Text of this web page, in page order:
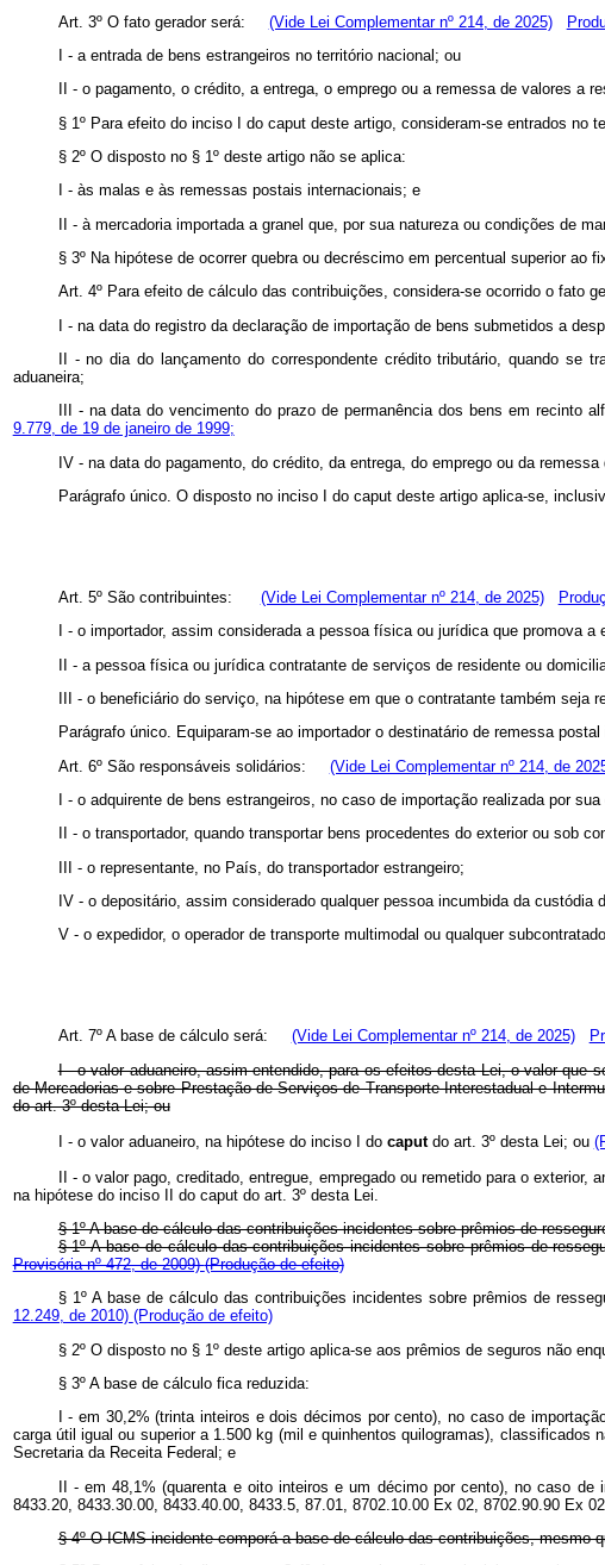
Art. 3º O fato gerador será: (Vide Lei Complementar nº 214, de 2025)
I - a entrada de bens estrangeiros no território nacional; ou
II - o pagamento, o crédito, a entrega, o emprego ou a remessa de valores a
§ 1º Para efeito do inciso I do caput deste artigo, consideram-se entrados no
§ 2º O disposto no § 1º deste artigo não se aplica:
I - às malas e às remessas postais internacionais; e
II - à mercadoria importada a granel que, por sua natureza ou condições de
§ 3º Na hipótese de ocorrer quebra ou decréscimo em percentual superior
Art. 4º Para efeito de cálculo das contribuições, considera-se ocorrido o fato
I - na data do registro da declaração de importação de bens submetidos a
II - no dia do lançamento do correspondente crédito tributário, quando se
aduaneira;
III - na data do vencimento do prazo de permanência dos bens em recinto
9.779, de 19 de janeiro de 1999;
IV - na data do pagamento, do crédito, da entrega, do emprego ou da
Parágrafo único. O disposto no inciso I do caput deste artigo aplica-se,
Art. 5º São contribuintes: (Vide Lei Complementar nº 214, de 2025)
I - o importador, assim considerada a pessoa física ou jurídica que promova
II - a pessoa física ou jurídica contratante de serviços de residente ou
III - o beneficiário do serviço, na hipótese em que o contratante também seja
Parágrafo único. Equiparam-se ao importador o destinatário de remessa
Art. 6º São responsáveis solidários: (Vide Lei Complementar nº 214, de
I - o adquirente de bens estrangeiros, no caso de importação realizada por
II - o transportador, quando transportar bens procedentes do exterior ou sob
III - o representante, no País, do transportador estrangeiro;
IV - o depositário, assim considerado qualquer pessoa incumbida da custódia
V - o expedidor, o operador de transporte multimodal ou qualquer
Art. 7º A base de cálculo será: (Vide Lei Complementar nº 214, de 2025)
I - o valor aduaneiro, assim entendido, para os efeitos desta Lei, o valor que
de Mercadorias e sobre Prestação de Serviços de Transporte Interestadual e
do art. 3º desta Lei; ou
I - o valor aduaneiro, na hipótese do inciso I do caput do art. 3º desta Lei; ou
II - o valor pago, creditado, entregue, empregado ou remetido para o
na hipótese do inciso II do caput do art. 3º desta Lei.
§ 1º A base de cálculo das contribuições incidentes sobre prêmios de
§ 1º A base de cálculo das contribuições incidentes sobre prêmios de
Provisória nº 472, de 2009)(Produção de efeito)
§ 1º A base de cálculo das contribuições incidentes sobre prêmios de
12.249, de 2010) (Produção de efeito)
§ 2º O disposto no § 1º deste artigo aplica-se aos prêmios de seguros não
§ 3º A base de cálculo fica reduzida:
I - em 30,2% (trinta inteiros e dois décimos por cento), no caso de
carga útil igual ou superior a 1.500 kg (mil e quinhentos quilogramas),
Secretaria da Receita Federal; e
II - em 48,1% (quarenta e oito inteiros e um décimo por cento), no caso de
8433.20, 8433.30.00, 8433.40.00, 8433.5, 87.01, 8702.10.00 Ex 02, 8702.90.90 Ex
§ 4º O ICMS incidente comporá a base de cálculo das contribuições, mesmo